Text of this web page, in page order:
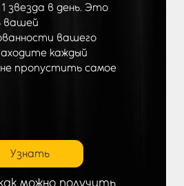
звезда в день. Это
вашей
вашего
каждый
пропустить самое
Узнать
можно получить